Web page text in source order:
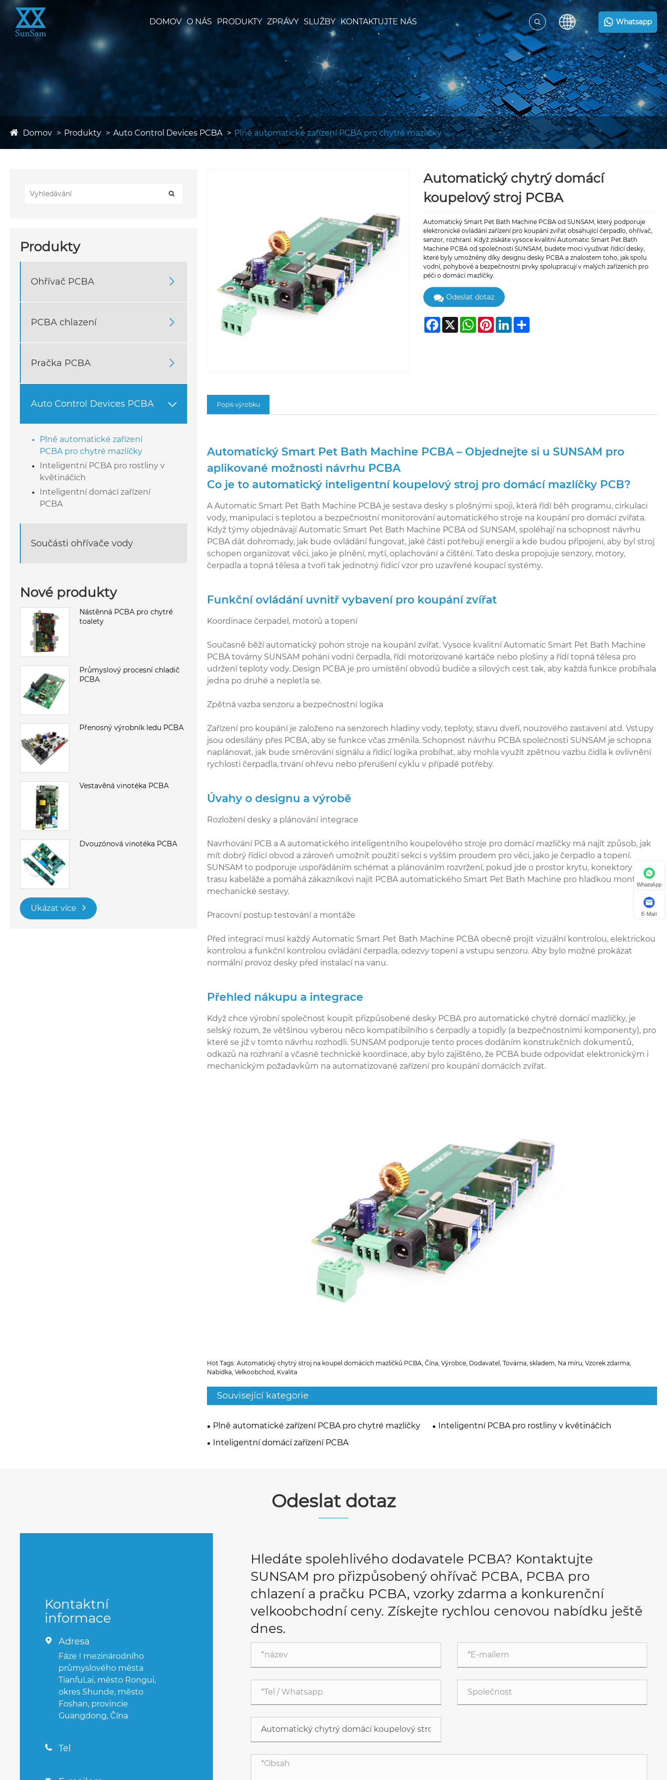
DOMOV O NÁS PRODUKTY ZPRÁVY SLUŽBY KONTAKTUJTE NÁS Whatsapp
Domov Produkty Auto Control Devices PCBA Plně automatické zařízení PCBA pro chytré mazlíčky
Produkty
Ohřívač PCBA 
PCBA chlazení 
Pračka PCBA 
Auto Control Devices PCBA 
Plně automatické zařízení
PCBA pro chytré mazlíčky
Inteligentní PCBA pro rostliny v
květináčích
Inteligentní domácí zařízení
PCBA
Součásti ohřívače vody
Nové produkty
Nástěnná PCBA pro chytré
toalety
Průmyslový procesní chladič
PCBA
Přenosný výrobník ledu PCBA
Vestavěná vinotéka PCBA
Dvouzónová vinotéka PCBA
Ukázat více
Automatický chytrý domácí
koupelový stroj PCBA
Automatický Smart Pet Bath Machine PCBA od SUNSAM, který podporuje
elektronické ovládání zařízení pro koupání zvířat obsahující čerpadlo, ohřívač,
senzor, rozhraní. Když získáte vysoce kvalitní Automatic Smart Pet Bath
Machine PCBA od společnosti SUNSAM, budete moci využívat řídicí desky,
které byly umožněny díky designu desky PCBA a znalostem toho, jak spolu
vodní, pohybové a bezpečnostní prvky spolupracují v malých zařízeních pro
péči o domácí mazlíčky.
Odeslat dotaz
Facebook
X WhatsAppPinterestLinkedInShare
Popis výrobku
Automatický Smart Pet Bath Machine PCBA – Objednejte si u SUNSAM pro
aplikované možnosti návrhu PCBA
Co je to automatický inteligentní koupelový stroj pro domácí mazlíčky PCB?
A Automatic Smart Pet Bath Machine PCBA je sestava desky s plošnými spoji, která řídí běh programu, cirkulaci
vody, manipulaci s teplotou a bezpečnostní monitorování automatického stroje na koupání pro domácí zvířata.
Když týmy objednávají Automatic Smart Pet Bath Machine PCBA od SUNSAM, spoléhají na schopnost návrhu
PCBA dát dohromady, jak bude ovládání fungovat, jaké části potřebují energii a kde budou připojení, aby byl stroj
schopen organizovat věci, jako je plnění, mytí, oplachování a čištění. Tato deska propojuje senzory, motory,
čerpadla a topná tělesa a tvoří tak jednotný řídicí vzor pro uzavřené koupací systémy.
Funkční ovládání uvnitř vybavení pro koupání zvířat
Koordinace čerpadel, motorů a topení
Současně běží automatický pohon stroje na koupání zvířat. Vysoce kvalitní Automatic Smart Pet Bath Machine
PCBA továrny SUNSAM pohání vodní čerpadla, řídí motorizované kartáče nebo plošiny a řídí topná tělesa pro
udržení teploty vody. Design PCBA je pro umístění obvodů budiče a silových cest tak, aby každá funkce probíhala
jedna po druhé a nepletla se.
Zpětná vazba senzoru a bezpečnostní logika
Zařízení pro koupání je založeno na senzorech hladiny vody, teploty, stavu dveří, nouzového zastavení atd. Vstupy
jsou odesílány přes PCBA, aby se funkce včas změnila. Schopnost návrhu PCBA společnosti SUNSAM je schopna
naplánovat, jak bude směrování signálu a řídicí logika probíhat, aby mohla využít zpětnou vazbu čidla k ovlivnění
rychlosti čerpadla, trvání ohřevu nebo přerušení cyklu v případě potřeby.
Úvahy o designu a výrobě
Rozložení desky a plánování integrace
Navrhování PCB a A automatického inteligentního koupelového stroje pro domácí mazlíčky má najít způsob, jak
mít dobrý řídicí obvod a zároveň umožnit použití sekcí s vyšším proudem pro věci, jako je čerpadlo a topení.
SUNSAM to podporuje uspořádáním schémat a plánováním rozvržení, pokud jde o prostor krytu, konektory a
trasu kabeláže a pomáhá zákazníkovi najít PCBA automatického Smart Pet Bath Machine pro hladkou montáž
mechanické sestavy.
Pracovní postup testování a montáže
Před integrací musí každý Automatic Smart Pet Bath Machine PCBA obecně projít vizuální kontrolou, elektrickou
kontrolou a funkční kontrolou ovládání čerpadla, odezvy topení a vstupu senzoru. Aby bylo možné prokázat
normální provoz desky před instalací na vanu.
Přehled nákupu a integrace
Když chce výrobní společnost koupit přizpůsobené desky PCBA pro automatické chytré domácí mazlíčky, je
selský rozum, že většinou vyberou něco kompatibilního s čerpadly a topidly (a bezpečnostními komponenty), pro
které se již v tomto návrhu rozhodli. SUNSAM podporuje tento proces dodáním konstrukčních dokumentů,
odkazů na rozhraní a včasné technické koordinace, aby bylo zajištěno, že PCBA bude odpovídat elektronickým i
mechanickým požadavkům na automatizované zařízení pro koupání domácích zvířat.
Hot Tags: Automatický chytrý stroj na koupel domácích mazlíčků PCBA, Čína, Výrobce, Dodavatel, Továrna, skladem, Na míru, Vzorek zdarma,
Nabídka, Velkoobchod, Kvalita
Související kategorie
Plně automatické zařízení PCBA pro chytré mazlíčky
Inteligentní PCBA pro rostliny v květináčích
Inteligentní domácí zařízení PCBA
Odeslat dotaz
Kontaktní
informace
 Adresa
Fáze I mezinárodního
průmyslového města
TianfuLai, město Rongui,
okres Shunde, město
Foshan, provincie
Guangdong, Čína
 Tel
Hledáte spolehlivého dodavatele PCBA? Kontaktujte
SUNSAM pro přizpůsobený ohřívač PCBA, PCBA pro
chlazení a pračku PCBA, vzorky zdarma a konkurenční
velkoobchodní ceny. Získejte rychlou cenovou nabídku ještě
dnes.
WhatsApp
E-Mail